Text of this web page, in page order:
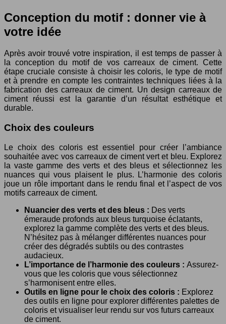
Conception du motif : donner vie à
votre idée
Après avoir trouvé votre inspiration, il est temps de passer à
la conception du motif de vos carreaux de ciment. Cette
étape cruciale consiste à choisir les coloris, le type de motif
et à prendre en compte les contraintes techniques liées à la
fabrication des carreaux de ciment. Un design carreaux de
ciment réussi est la garantie d’un résultat esthétique et
durable.
Choix des couleurs
Le choix des coloris est essentiel pour créer l’ambiance
souhaitée avec vos carreaux de ciment vert et bleu. Explorez
la vaste gamme des verts et des bleus et sélectionnez les
nuances qui vous plaisent le plus. L’harmonie des coloris
joue un rôle important dans le rendu final et l’aspect de vos
motifs carreaux de ciment.
Nuancier des verts et des bleus : Des verts
émeraude profonds aux bleus turquoise éclatants,
explorez la gamme complète des verts et des bleus.
N’hésitez pas à mélanger différentes nuances pour
créer des dégradés subtils ou des contrastes
audacieux.
L’importance de l’harmonie des couleurs : Assurez-
vous que les coloris que vous sélectionnez
s’harmonisent entre elles.
Outils en ligne pour le choix des coloris : Explorez
des outils en ligne pour explorer différentes palettes de
coloris et visualiser leur rendu sur vos futurs carreaux
de ciment.